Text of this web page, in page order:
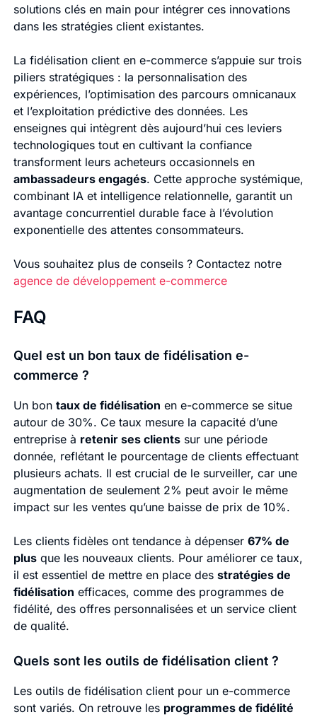
solutions clés en main pour intégrer ces innovations
dans les stratégies client existantes.
La fidélisation client en e-commerce s’appuie sur trois
piliers stratégiques : la personnalisation des
expériences, l’optimisation des parcours omnicanaux
et l’exploitation prédictive des données. Les
enseignes qui intègrent dès aujourd’hui ces leviers
technologiques tout en cultivant la confiance
transforment leurs acheteurs occasionnels en
ambassadeurs engagés. Cette approche systémique,
combinant IA et intelligence relationnelle, garantit un
avantage concurrentiel durable face à l’évolution
exponentielle des attentes consommateurs.
Vous souhaitez plus de conseils ? Contactez notre
agence de développement e-commerce
FAQ
Quel est un bon taux de fidélisation e-
commerce ?
Un bon taux de fidélisation en e-commerce se situe
autour de 30%. Ce taux mesure la capacité d’une
entreprise à retenir ses clientssur une période
donnée, reflétant le pourcentage de clients effectuant
plusieurs achats. Il est crucial de le surveiller, car une
augmentation de seulement 2% peut avoir le même
impact sur les ventes qu’une baisse de prix de 10%.
Les clients fidèles ont tendance à dépenser 67% de
plusque les nouveaux clients. Pour améliorer ce taux,
il est essentiel de mettre en place des stratégies de
fidélisation efficaces, comme des programmes de
fidélité, des offres personnalisées et un service client
de qualité.
Quels sont les outils de fidélisation client ?
Les outils de fidélisation client pour un e-commerce
sont variés. On retrouve les programmes de fidélité